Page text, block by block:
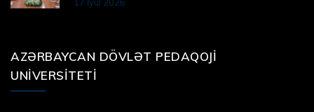
AZƏRBAYCAN DÖVLƏT PEDAQOJI
UNIVERSITETI